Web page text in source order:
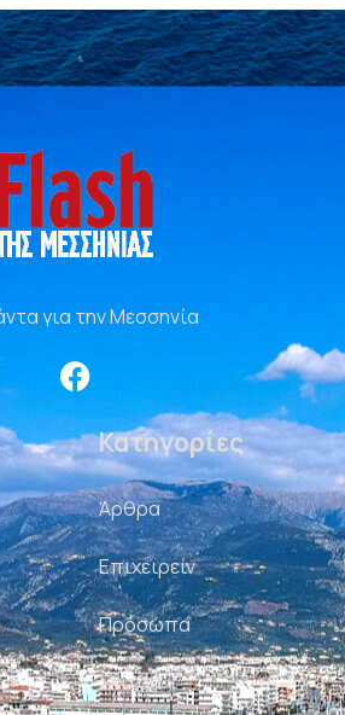
για την Μεσσηνία
Κατηγορίες
Άρθρα
Επιχειρείν
Πρόσωπα
Σκίτσα